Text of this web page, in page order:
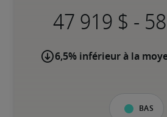
-
6,5% inférieur à la
Bas